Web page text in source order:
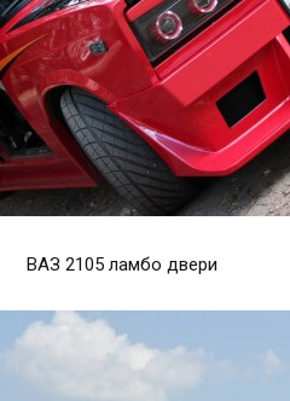
ВАЗ 2105 ламбо двери